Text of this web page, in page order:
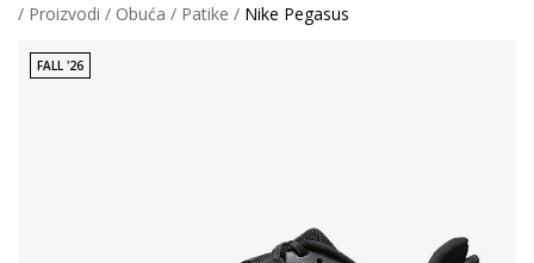
Proizvodi
Obuća Patike Nike Pegasus
FALL '26